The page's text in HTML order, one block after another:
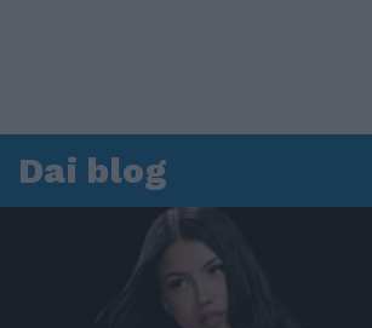
Dai blog